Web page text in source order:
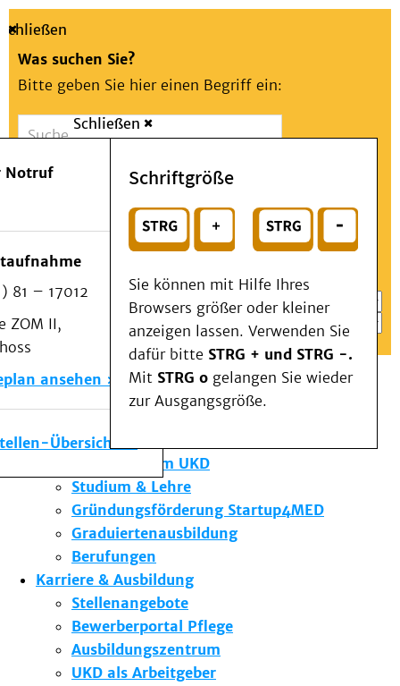
Suche
Schließen
Was suchen Sie?
Bitte geben Sie hier einen Begriff ein:
Suchen
oder
Wählen Sie ein Thema für Ihren Schnelleinstieg
Notfall
Schließen
Notruf
81 – 17012
ZOM II,
ansehen
Übersicht
Schriftgröße
Sie können mit Hilfe Ihres
Browsers größer oder kleiner
anzeigen lassen. Verwenden Sie
dafür bitte STRG + und STRG -.
Mit STRG o gelangen Sie wieder
zur Ausgangsgröße.
Menü
Patienten & Besucher
Kliniken/Institute/Zentren
Als Patient am UKD
Beratung und Unterstützung
Veranstaltungen
Kommunikation im Medizinwesen (KIM)
Notfall
Forschung & Lehre
Die Institute des UKD
Forschung am UKD
Studium & Lehre
Gründungsförderung Startup4MED
Graduiertenausbildung
Berufungen
Karriere & Ausbildung
Stellenangebote
Bewerberportal Pflege
Ausbildungszentrum
UKD als Arbeitgeber